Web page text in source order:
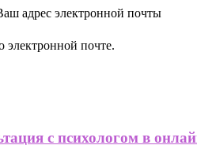
адрес электронной почты
электронной почте.
с психологом в